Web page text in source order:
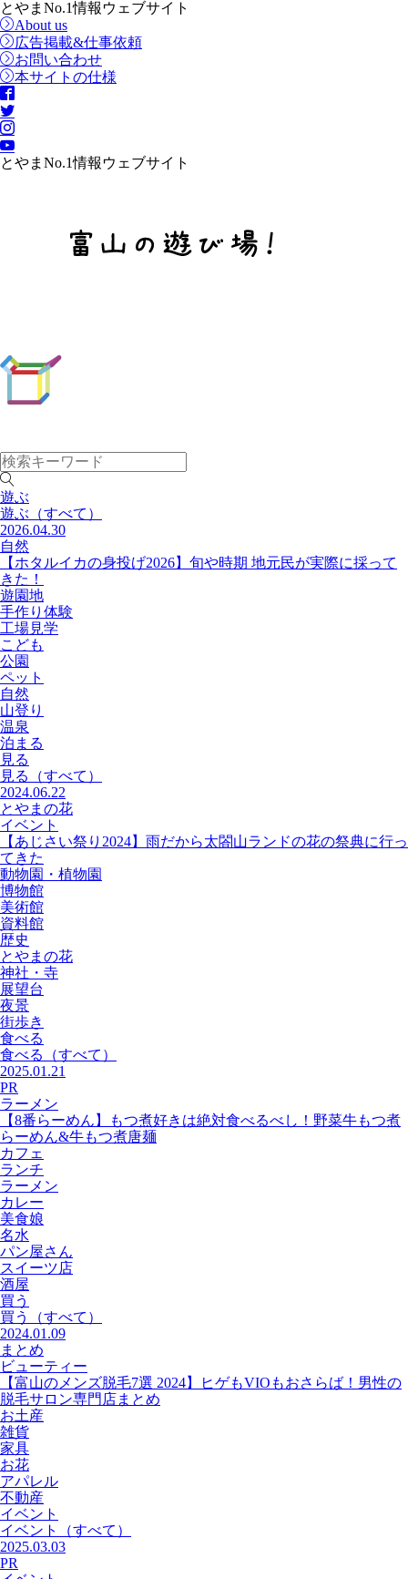
とやまNo.1情報ウェブサイト
About us
広告掲載&仕事依頼
お問い合わせ
本サイトの仕様
とやまNo.1情報ウェブサイト
遊ぶ
遊ぶ （すべて）
2026.04.30
自然
【ホタルイカの身投げ2026】旬や時期 地元民が実際に採って
きた！
遊園地
手作り体験
工場見学
こども
公園
ペット
自然
山登り
温泉
泊まる
見る
見る
（すべて）
2024.06.22
とやまの花
イベント
【あじさい祭り2024】雨だから太閤山ランドの花の祭典に行っ
てきた
動物園・植物園
博物館
美術館
資料館
歴史
とやまの花
神社・寺
展望台
夜景
街歩き
食べる
食べる
（すべて）
2025.01.21
PR
ラーメン
【8番らーめん】もつ煮好きは絶対食べるべし！野菜牛もつ煮
らーめん&牛もつ煮唐麺
カフェ
ランチ
ラーメン
カレー
美食娘
名水
パン屋さん
スイーツ店
酒屋
買う
買う
（すべて）
2024.01.09
まとめ
ビューティー
【富山のメンズ脱毛7選 2024】ヒゲもVIOもおさらば！男性の
脱毛サロン専門店まとめ
お土産
雑貨
家具
お花
アパレル
不動産
イベント
イベント
（すべて）
2025.03.03
PR